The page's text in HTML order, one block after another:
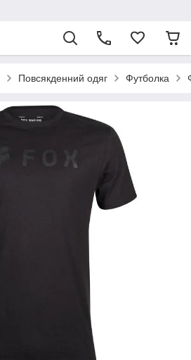
Повсякденний одяг Футболка